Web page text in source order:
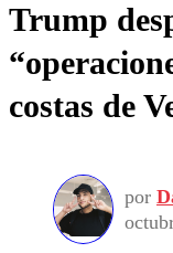
Trump
costas de
por